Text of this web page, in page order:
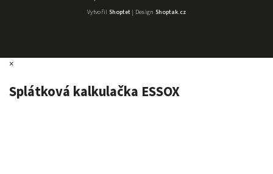
Vytvořil Shoptet| Design Shoptak.cz
×
Splátková kalkulačka ESSOX